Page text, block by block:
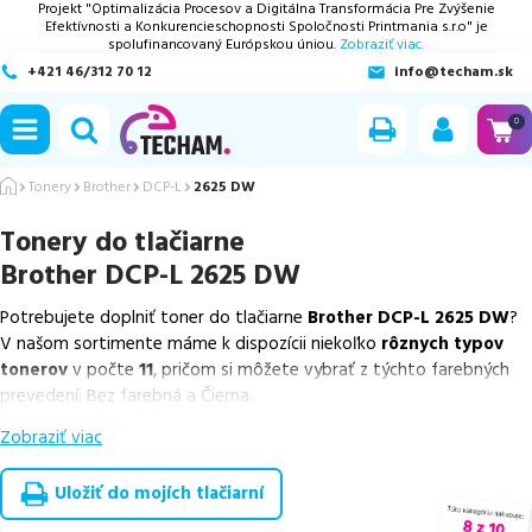
Projekt "Optimalizácia Procesov a Digitálna Transformácia Pre Zvýšenie
Efektívnosti a Konkurencieschopnosti Spoločnosti Printmania s.r.o" je
spolufinancovaný Európskou úniou. Zobraziť viac.
+421 46/312 70 12
info@techam.sk
0
Tonery Brother DCP-L 2625 DW
Tonery do tlačiarne
Brother DCP-L 2625 DW
Potrebujete doplniť toner do tlačiarne Brother DCP-L 2625 DW?
V našom sortimente máme k dispozícii niekoľko rôznych typov
tonerovv počte 11, pričom si môžete vybrať z týchto farebných
prevedení: Bez farebná a Čierna.
Z uvedeného množstva dostupných náplní
náplnev počte3ks, ako ajcenovo výhodnejšie alternatívy,
ktoré plne zachovávajú kvalitu tlače
overené náhrady v rôznych triedach
, medzi ktoré patríšpičková
Zobraziť viac
Uložiť do mojích tlačiarní